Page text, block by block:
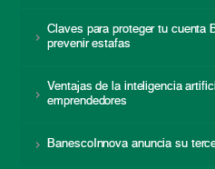
Claves para proteger tu cuenta
prevenir estafas
Ventajas de la inteligencia
emprendedores
BanescoInnova anuncia su